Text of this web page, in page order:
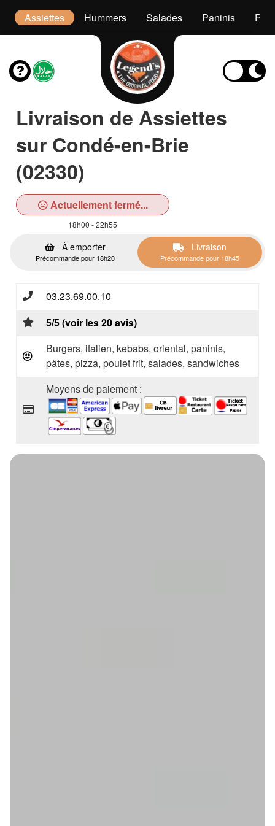
Assiettes Hummers Salades Paninis
Livraison de Assiettes
sur Condé-en-Brie
(02330)
Actuellement fermé...
18h00 - 22h55
À emporter
Précommande pour 18h20
Livraison
Précommande pour 18h45
03.23.69.00.10
5/5 (voir les 20 avis)
Burgers, italien, kebabs, oriental, paninis,
pâtes, pizza, poulet frit, salades, sandwiches
Moyens de paiement :